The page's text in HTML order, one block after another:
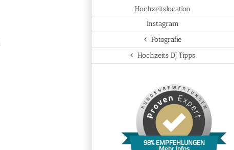
Hochzeitslocation
Instagram
Fotografie
Hochzeits DJ Tipps
98% EMPFEHLUNGEN